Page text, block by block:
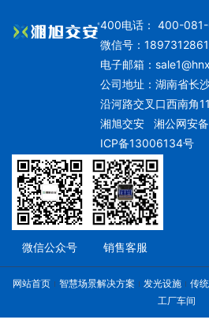
400电话： 400-
微信号：
电子邮箱：
公司地址：湖南省长
沿河路交叉口西南角
湘旭交安湘公网安
ICP备13006134号
微信公众号 销售客服
网站首页 智慧场景解决方案 发光设施 传
工厂车间